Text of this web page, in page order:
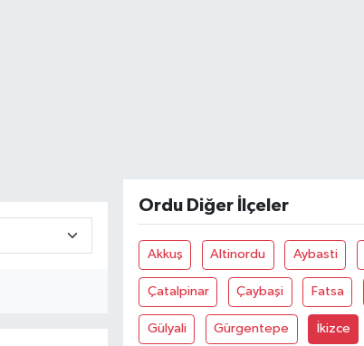
Ordu Diğer İlçeler
Akkuş Altinordu Aybasti
Çatalpinar Çaybaşi Fatsa
Gülyali Gürgentepe İkizce